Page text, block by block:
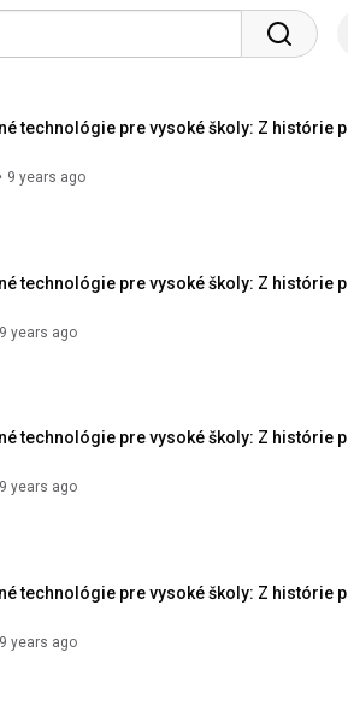
technológie pre vysoké školy: Z histórie
• 9 years ago
technológie pre vysoké školy: Z histórie
9 years ago
technológie pre vysoké školy: Z histórie
9 years ago
technológie pre vysoké školy: Z histórie
9 years ago